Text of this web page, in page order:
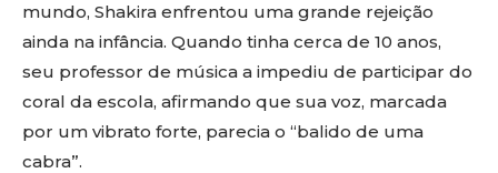
mundo, Shakira enfrentou uma grande rejeição
ainda na infância. Quando tinha cerca de 10 anos,
seu professor de música a impediu de participar do
coral da escola, afirmando que sua voz, marcada
por um vibrato forte, parecia o “balido de uma
cabra”.